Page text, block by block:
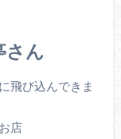
ん
飛び込んできま
店